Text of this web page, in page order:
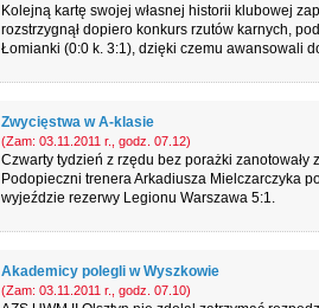
Kolejną kartę swojej własnej historii klubowej
rozstrzygnął dopiero konkurs rzutów karnych,
Łomianki (0:0 k. 3:1), dzięki czemu awansowali
Zwycięstwa w A-klasie
(Zam: 03.11.2011 r., godz. 07.12)
Czwarty tydzień z rzędu bez porażki zanotowały
Podopieczni trenera Arkadiusza Mielczarczyka
wyjeździe rezerwy Legionu Warszawa 5:1.
Akademicy polegli w Wyszkowie
(Zam: 03.11.2011 r., godz. 07.10)